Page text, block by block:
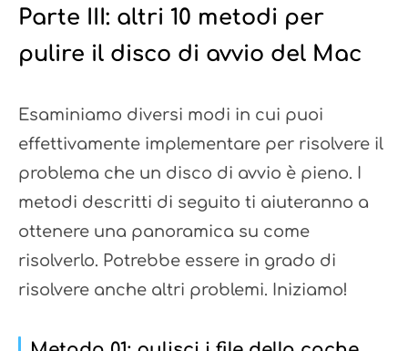
Parte III: altri 10 metodi per
pulire il disco di avvio del Mac
Esaminiamo diversi modi in cui puoi
effettivamente implementare per risolvere il
problema che un disco di avvio è pieno. I
metodi descritti di seguito ti aiuteranno a
ottenere una panoramica su come
risolverlo. Potrebbe essere in grado di
risolvere anche altri problemi. Iniziamo!